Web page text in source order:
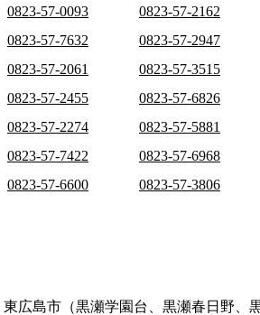
0823-57-0093 0823-57-2162
0823-57-7632 0823-57-2947
0823-57-2061 0823-57-3515
0823-57-2455 0823-57-6826
0823-57-2274 0823-57-5881
0823-57-7422 0823-57-6968
0823-57-6600 0823-57-3806
広島市（黒瀬学園台、黒瀬春日野、